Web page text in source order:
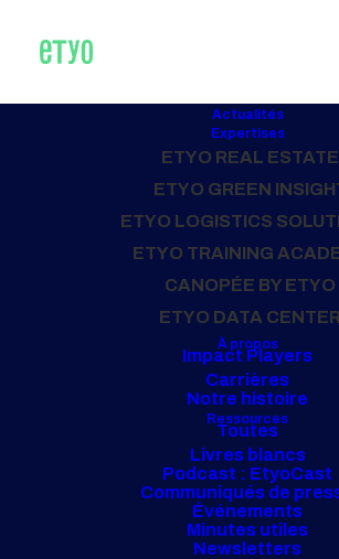
Actualités
Expertises
ETYO REAL ESTATE
ETYO GREEN
ETYO LOGISTICS
ETYO TRAINING
CANOPÉE BY ETYO
ETYO DATA CENTER
À propos
Impact Players
Carrières
Notre histoire
Ressources
Toutes
Livres blancs
Podcast : EtyoCast
Communiqués de
Événements
Minutes utiles
Newsletters
Analyser un actif logistique